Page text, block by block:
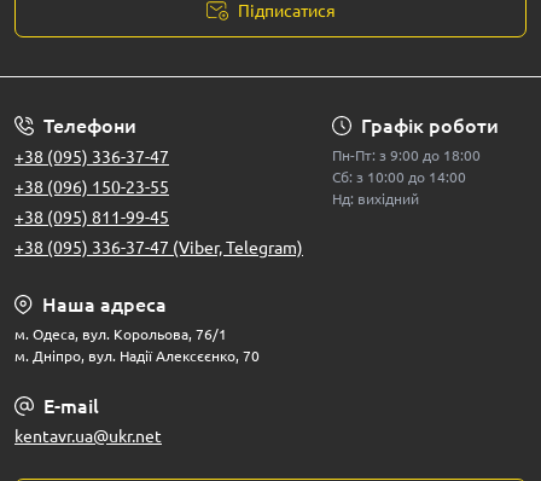
Підписатися
Телефони
+38 (095) 336-37-47
+38 (096) 150-23-55
+38 (095) 811-99-45
+38 (095) 336-37-47 (Viber, Telegram)
Графік роботи
Пн-Пт: з 9:00 до 18:00
Сб: з 10:00 до 14:00
Нд: вихідний
Наша адреса
м. Одеса, вул. Корольова, 76/1
м. Дніпро, вул. Надії Алексєєнко, 70
E-mail
kentavr.ua@ukr.net